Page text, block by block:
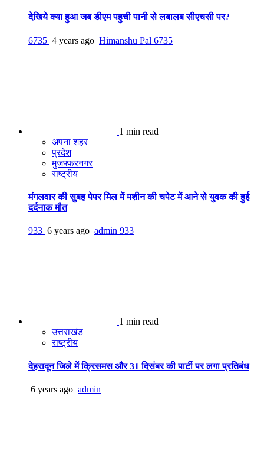
देखिये क्या हुआ जब डीएम पहुची पानी से लबालब सीएचसी पर?
6735 4 years ago Himanshu Pal 6735
1 min read
अपना शहर
प्रदेश
मुजफ्फरनगर
राष्ट्रीय
मंगलवार की सुबह पेपर मिल में मशीन की चपेट में आने से युवक की हुई
दर्दनाक मौत
933 6 years ago admin 933
1 min read
उत्तराखंड
राष्ट्रीय
देहरादून जिले में क्रिसमस और 31 दिसंबर की पार्टी पर लगा प्रतिबंध
6 years ago admin